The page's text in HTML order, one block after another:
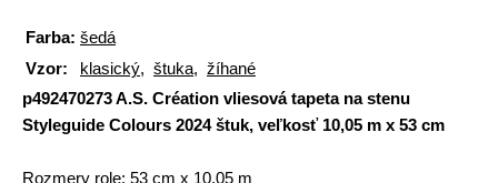
Farba: šedá
Vzor:
klasický, štuka, žíhané
p492470273 A.S. Création vliesová tapeta na stenu
Styleguide Colours 2024 štuk, veľkosť 10,05 m x 53 cm
Rozmery role: 53 cm x 10,05 m